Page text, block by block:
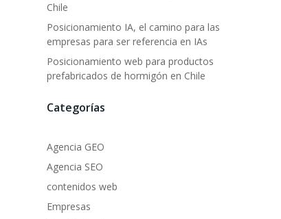
Chile
Posicionamiento IA, el camino para las
empresas para ser referencia en IAs
Posicionamiento web para productos
prefabricados de hormigón en Chile
Categorías
Agencia GEO
Agencia SEO
contenidos web
Empresas